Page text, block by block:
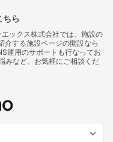
ちら
ックス株式会社では、施設の
介する施設ページの開設なら
運用のサポートも行なってお
みなど、お気軽にご相談くだ